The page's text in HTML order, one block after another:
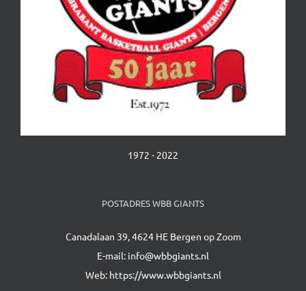
1972 - 2022
POSTADRES WBB GIANTS
Canadalaan 39, 4624 HE Bergen op Zoom
E-mail: info@wbbgiants.nl
Web: https://www.wbbgiants.nl